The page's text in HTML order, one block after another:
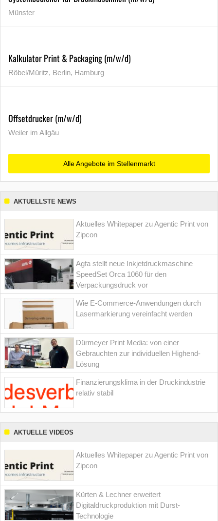
Münster
Kalkulator Print & Packaging (m/w/d)
Röbel/Müritz, Berlin, Hamburg
Offsetdrucker (m/w/d)
Weiler im Allgäu
Alle Angebote im Stellenmarkt
AKTUELLSTE NEWS
Aktuelles Whitepaper zu Agentic Print von
Zipcon
Agfa stellt neue Inkjetdruckmaschine
SpeedSet Orca 1060 für den
Verpackungsdruck vor
Wie E-Commerce-Anwendungen durch
Lasermarkierung vereinfacht werden
Dürmeyer Print Media: von einer
Gebrauchten zur individuellen Highend-
Lösung
Finanzierungsklima in der Druckindustrie
relativ stabil
AKTUELLE VIDEOS
Aktuelles Whitepaper zu Agentic Print von
Zipcon
Kürten & Lechner erweitert
Digitaldruckproduktion mit Durst-
Technologie